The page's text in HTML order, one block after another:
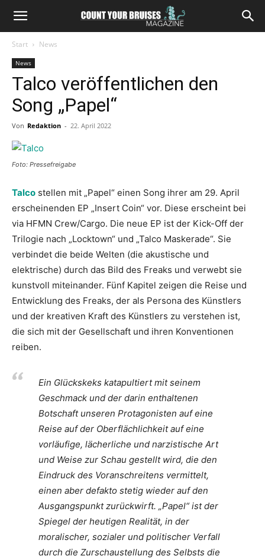
Start News
News
Talco veröffentlichen den
Song „Papel“
Von Redaktion - 22. April 2022
Foto: Pressefreigabe
Talco stellen mit „Papel“ einen Song ihrer am 29. April
erscheinenden EP „Insert Coin“ vor. Diese erscheint bei
via HFMN Crew/Cargo. Die neue EP ist der Kick-Off der
Trilogie nach „Locktown“ und „Talco Maskerade“. Sie
verbindet die beide Welten (die akustische und
elektrische) durch das Bild des Freaks und verwebt sie
kunstvoll miteinander. Fünf Kapitel zeigen die Reise und
Entwicklung des Freaks, der als Persona des Künstlers
und der kreativen Kraft des Künstlers zu verstehen ist,
die sich mit der Gesellschaft und ihren Konventionen
reiben.
Ein Glückskeks katapultiert mit seinem
Geschmack und der darin enthaltenen
Botschaft unseren Protagonisten auf eine
Reise auf der Oberflächlichkeit auf eine
vorläufige, lächerliche und narzistische Art
und Weise zur Schau gestellt wird, die den
Eindruck des Voranschreitens vermittelt,
einen aber defakto stetig wieder auf den
Ausgangspunkt zurückwirft. „Papel“ ist der
Spiegel der heutigen Realität, in der
moralischer, sozialer und politischer Verfall
durch die Zurschaustellung des Selbsts die